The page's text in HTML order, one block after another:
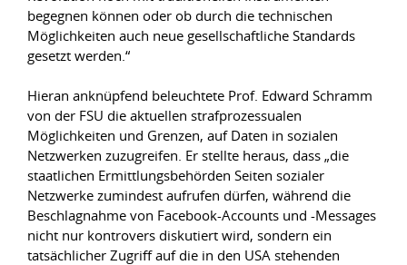
begegnen können oder ob durch die technischen
Möglichkeiten auch neue gesellschaftliche Standards
gesetzt werden.“
Hieran anknüpfend beleuchtete Prof. Edward Schramm
von der FSU die aktuellen strafprozessualen
Möglichkeiten und Grenzen, auf Daten in sozialen
Netzwerken zuzugreifen. Er stellte heraus, dass „die
staatlichen Ermittlungsbehörden Seiten sozialer
Netzwerke zumindest aufrufen dürfen, während die
Beschlagnahme von Facebook-Accounts und -Messages
nicht nur kontrovers diskutiert wird, sondern ein
tatsächlicher Zugriff auf die in den USA stehenden